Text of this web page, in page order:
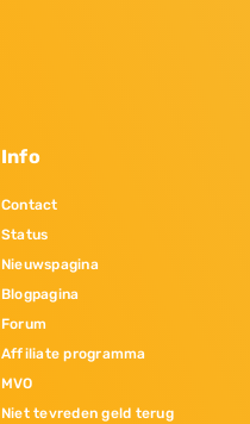
Info
Contact
Status
Nieuwspagina
Blogpagina
Forum
Affiliate programma
MVO
Niet tevreden geld terug